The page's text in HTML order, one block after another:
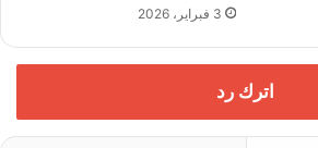
3 فبراير، 2026
اترك رد